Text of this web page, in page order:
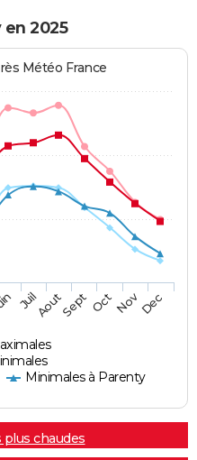
2025
Météo France
Minimales à Parenty
JuilAoutSept OctNovDec
plus chaudes